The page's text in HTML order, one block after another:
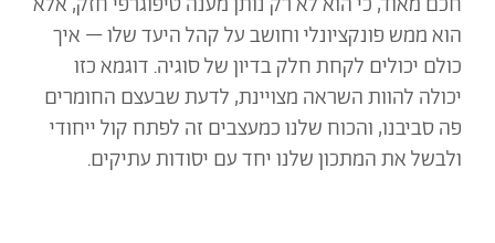
חכם מאוד, כי הוא לא רק נותן מענה טיפוגרפי חזק, אלא
הוא ממש פונקציונלי וחושב על קהל היעד שלו – איך
כולם יכולים לקחת חלק בדיון של סוגיה. דוגמא כזו
יכולה להוות השראה מצויינת, לדעת שבעצם החומרים
פה סביבנו, והכוח שלנו כמעצבים זה לפתח קול ייחודי
ולבשל את המתכון שלנו יחד עם יסודות עתיקים.